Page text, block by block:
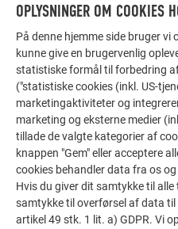
OPLYSNINGER OM COOKIES
På denne hjemme side bruger
kunne give en brugervenlig
statistiske formål til forbedring
("statistiske cookies (inkl. US-
marketingaktiviteter og
marketing og eksterne medier
tillade de valgte kategorier af
knappen "Gem" eller acceptere
cookies behandler data fra os
Hvis du giver dit samtykke til
samtykke til overførsel af data til
artikel 49 stk. 1 lit. a) GDPR. Vi